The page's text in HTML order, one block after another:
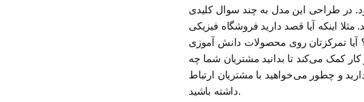
در طراحی این مدل به چند سوال کلیدی
اینکه آیا قصد دارید فروشگاه فیزیکی
تمرکزتان روی محصولات دانش آموزی
کمک می‌کند تا بدانید مشتریان شما چه
و چطور می‌خواهید با مشتریان ارتباط
داشته باشید.